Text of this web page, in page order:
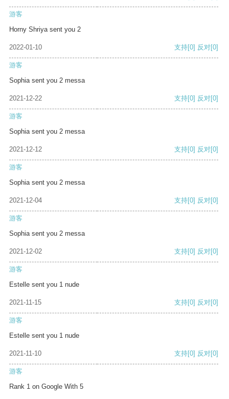
游客
Horny Shriya sent you 2
2022-01-10 支持[0] 反对[0]
游客
Sophia sent you 2 messa
2021-12-22 支持[0] 反对[0]
游客
Sophia sent you 2 messa
2021-12-12 支持[0] 反对[0]
游客
Sophia sent you 2 messa
2021-12-04 支持[0] 反对[0]
游客
Sophia sent you 2 messa
2021-12-02 支持[0] 反对[0]
游客
Estelle sent you 1 nude
2021-11-15 支持[0] 反对[0]
游客
Estelle sent you 1 nude
2021-11-10 支持[0] 反对[0]
游客
Rank 1 on Google With 5